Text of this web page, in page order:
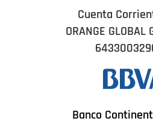
Cuenta
ORANGE GLOBAL
Banco